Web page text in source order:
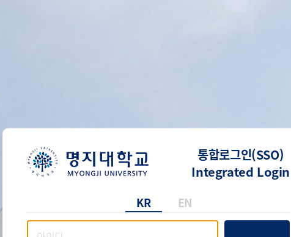
통합로그인(SSO)
Integrated Login
KR EN